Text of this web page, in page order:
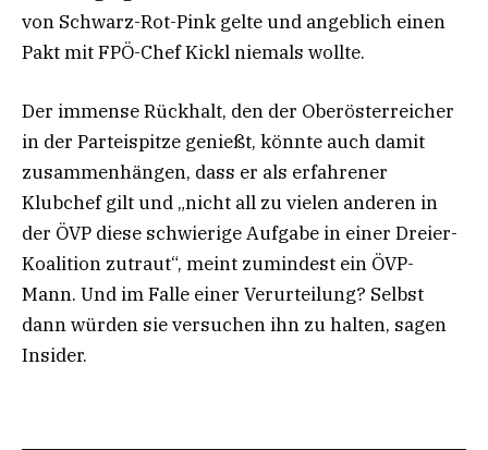
von Schwarz-Rot-Pink gelte und angeblich einen
Pakt mit FPÖ-Chef Kickl niemals wollte.
Der immense Rückhalt, den der Oberösterreicher
in der Parteispitze genießt, könnte auch damit
zusammenhängen, dass er als erfahrener
Klubchef gilt und „nicht all zu vielen anderen in
der ÖVP diese schwierige Aufgabe in einer Dreier-
Koalition zutraut“, meint zumindest ein ÖVP-
Mann. Und im Falle einer Verurteilung? Selbst
dann würden sie versuchen ihn zu halten, sagen
Insider.